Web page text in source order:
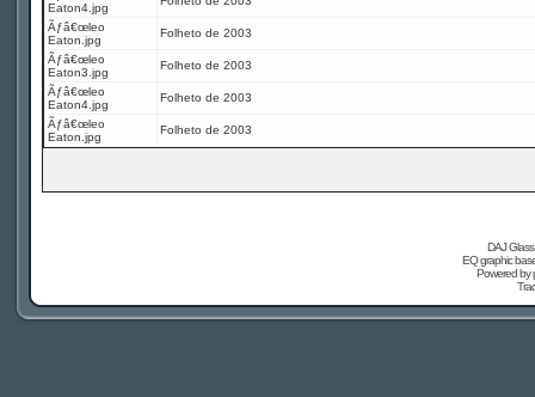
Eaton4.jpg
Ãƒâ€œleo
Eaton.jpg
Folheto de 2003
Ãƒâ€œleo
Eaton3.jpg
Folheto de 2003
Ãƒâ€œleo
Eaton4.jpg
Folheto de 2003
Ãƒâ€œleo
Eaton.jpg
Folheto de 2003
DAJ
EQ graphic
Powered by